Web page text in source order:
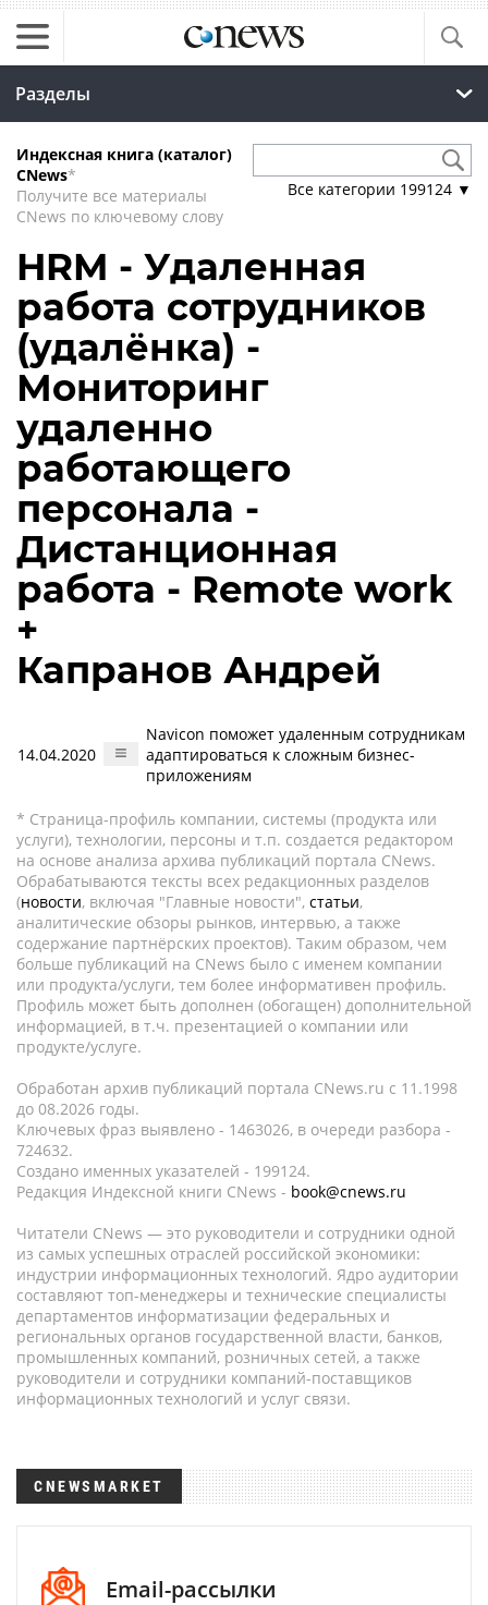
Разделы
Индексная книга (каталог)
CNews*
Получите все материалы
CNews по ключевому слову
Все категории 199124 ▼
HRM - Удаленная
работа сотрудников
(удалёнка) -
Мониторинг
удаленно
работающего
персонала -
Дистанционная
работа - Remote work
+
Капранов Андрей
14.04.2020
Navicon поможет удаленным сотрудникам
адаптироваться к сложным бизнес-
приложениям
* Страница-профиль компании, системы (продукта или
услуги), технологии, персоны и т.п. создается редактором
на основе анализа архива публикаций портала CNews.
Обрабатываются тексты всех редакционных разделов
(новости, включая "Главные новости", статьи,
аналитические обзоры рынков, интервью, а также
содержание партнёрских проектов). Таким образом, чем
больше публикаций на CNews было с именем компании
или продукта/услуги, тем более информативен профиль.
Профиль может быть дополнен (обогащен) дополнительной
информацией, в т.ч. презентацией о компании или
продукте/услуге.
Обработан архив публикаций портала CNews.ru c 11.1998
до 08.2026 годы.
Ключевых фраз выявлено - 1463026, в очереди разбора -
724632.
Создано именных указателей - 199124.
Редакция Индексной книги CNews - book@cnews.ru
Читатели CNews — это руководители и сотрудники одной
из самых успешных отраслей российской экономики:
индустрии информационных технологий. Ядро аудитории
составляют топ-менеджеры и технические специалисты
департаментов информатизации федеральных и
региональных органов государственной власти, банков,
промышленных компаний, розничных сетей, а также
руководители и сотрудники компаний-поставщиков
информационных технологий и услуг связи.
CNEWSMARKET
Email-рассылки